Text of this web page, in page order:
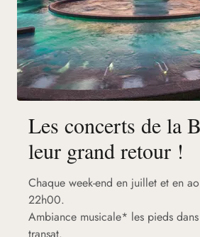
Les concerts de la
leur grand retour !
Chaque week-end en juillet et en
22h00.
Ambiance musicale* les pieds dans